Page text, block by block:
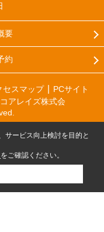
要
約
セスマップ
PCサイト
アレイズ株式会
サービス向上検討を目的と
をご確認ください。